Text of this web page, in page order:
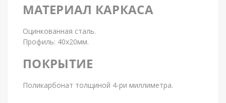
МАТЕРИАЛ КАРКАСА
Оцинкованная сталь.
Профиль: 40х20мм.
ПОКРЫТИЕ
Поликарбонат толщиной 4-pи миллиметра.